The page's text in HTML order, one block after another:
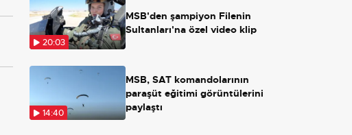
20:03
MSB'den şampiyon Filenin
Sultanları'na özel video klip
14:40
MSB, SAT komandolarının
paraşüt eğitimi görüntülerini
paylaştı